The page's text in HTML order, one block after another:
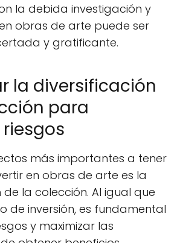
la debida investigación y
obras de arte puede ser
y gratificante.
la diversificación
para
más importantes a tener
en obras de arte es la
de la colección. Al igual que
de inversión, es fundamental
y maximizar las